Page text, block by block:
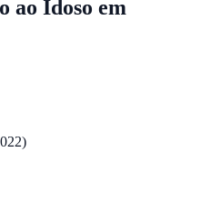
ao Idoso em